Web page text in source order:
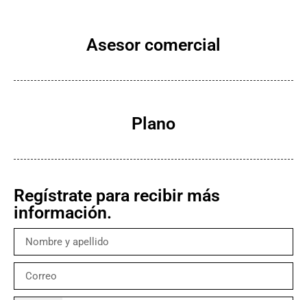
Regístrate para recibir más
información.
Plano
Asesor comercial